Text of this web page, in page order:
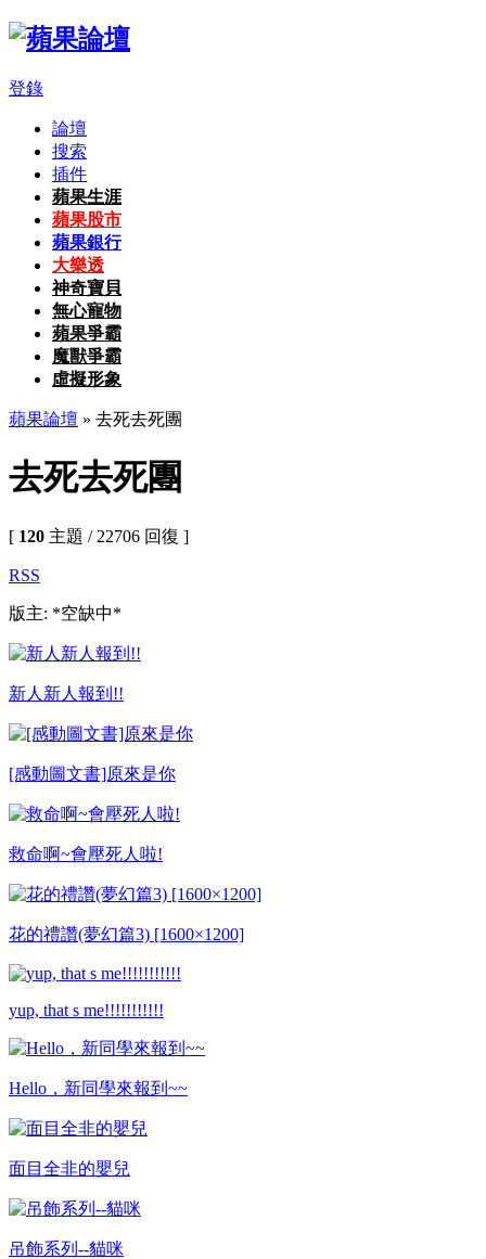
登錄
論壇
搜索
插件
蘋果生涯
蘋果股市
蘋果銀行
大樂透
神奇寶貝
無心寵物
蘋果爭霸
魔獸爭霸
虛擬形象
蘋果論壇 » 去死去死團
去死去死團
[ 120 主題 / 22706 回復 ]
RSS
版主: *空缺中*
新人新人報到!!
[感動圖文書]原來是你
救命啊~會壓死人啦!
花的禮讚(夢幻篇3) [1600×1200]
yup, that s me!!!!!!!!!!!
Hello，新同學來報到~~
面目全非的嬰兒
吊飾系列--貓咪